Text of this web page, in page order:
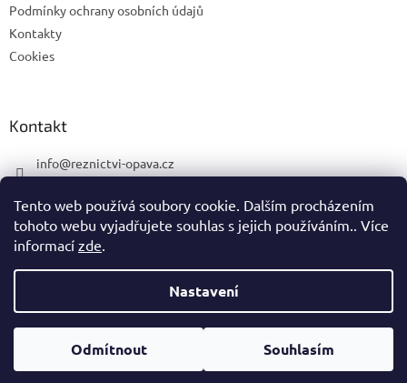
Tento web používá soubory cookie. Dalším procházením
tohoto webu vyjadřujete souhlas s jejich používáním.. Více
informací zde.
Nastavení
Odmítnout Souhlasím
Podmínky ochrany osobních údajů
Kontakty
Cookies
Kontakt
info@reznictvi-opava.cz
775 492 668
Vytvořil Shoptet
Copyright 2026Řeznictví MH . Všechna práva vyhrazena.